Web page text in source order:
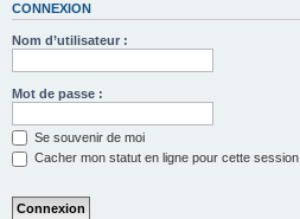
CONNEXION
Nom d’utilisateur :
Mot de passe :
Se souvenir de moi
Cacher mon statut en ligne pour cette session